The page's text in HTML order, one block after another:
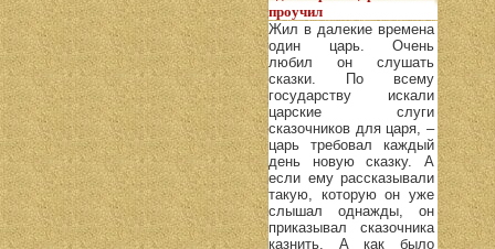
проучил
Жил в далекие времена
один царь. Очень
любил он слушать
сказки. По всему
государству искали
царские слуги
сказочников для царя, –
царь требовал каждый
день новую сказку. А
если ему рассказывали
такую, которую он уже
слышал однажды, он
приказывал сказочника
казнить. А как было